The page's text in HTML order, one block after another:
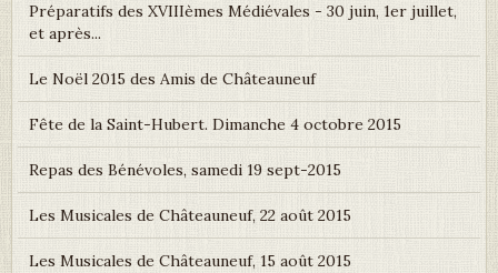
Préparatifs des XVIIIèmes Médiévales - 30 juin, 1er juillet,
et après...
Le Noël 2015 des Amis de Châteauneuf
Fête de la Saint-Hubert. Dimanche 4 octobre 2015
Repas des Bénévoles, samedi 19 sept-2015
Les Musicales de Châteauneuf, 22 août 2015
Les Musicales de Châteauneuf, 15 août 2015